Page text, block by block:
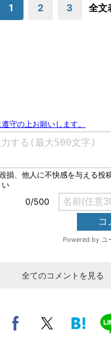
1 2 3 全文
全てのコメントを見る